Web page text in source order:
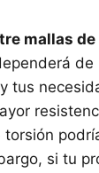
mallas
de
tus
si tu